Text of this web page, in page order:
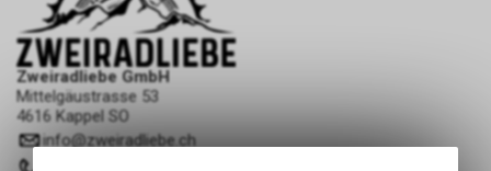
Zweiradliebe GmbH
Mittelgäustrasse 53
4616 Kappel SO
info@zweiradliebe.ch